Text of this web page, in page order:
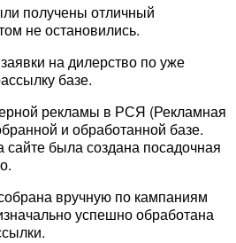
получены отличный
не остановились.
на дилерство по уже
базе.
рекламы в РСЯ (Рекламная
и обработанной базе.
была создана посадочная
вручную по кампаниям
успешно обработана